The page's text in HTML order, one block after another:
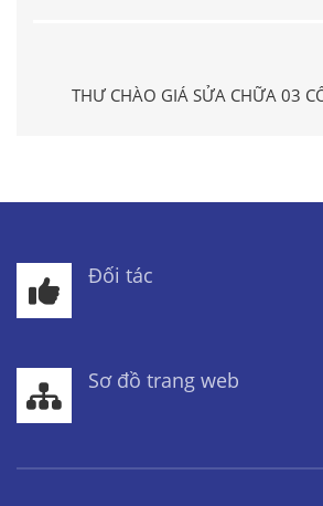
THƯ CHÀO GIÁ SỬA CHỮA 03
Đối tác
Sơ đồ trang web